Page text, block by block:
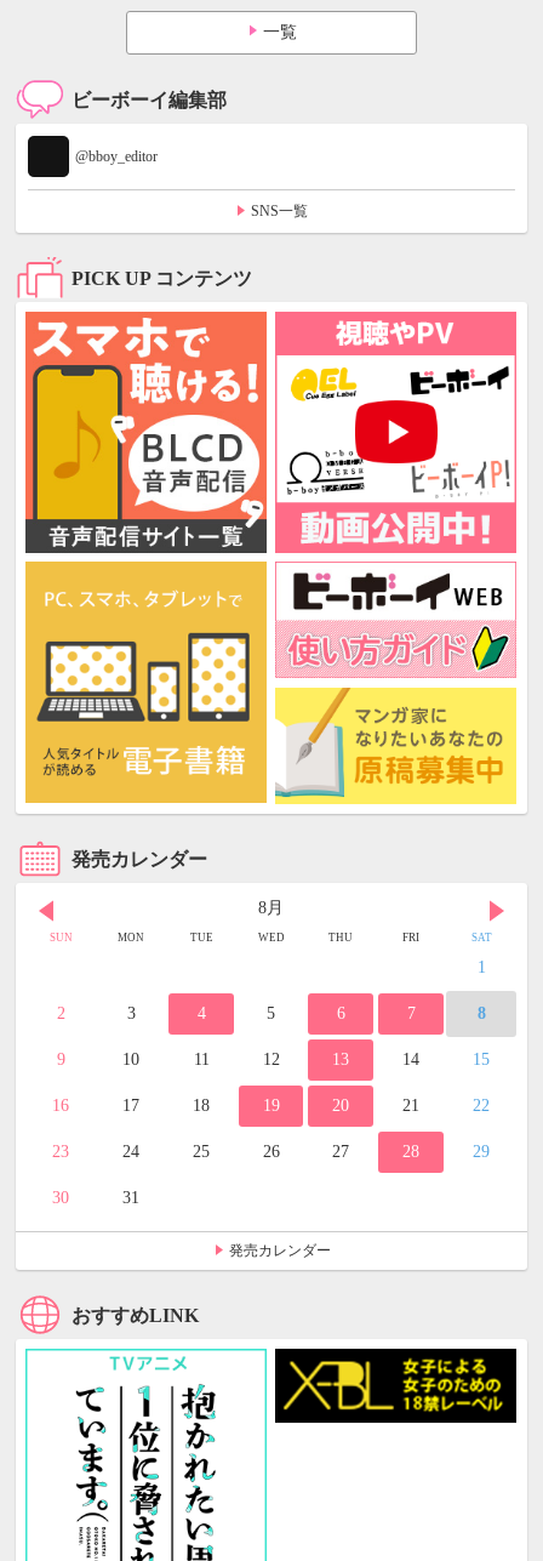
一覧
ビーボーイ編集部
@bboy_editor
SNS一覧
PICK UP コンテンツ
発売カレンダー
8月
SUN MON TUE WED THU FRI SAT
1
2 3 4 5 6 7 8
9 10 11 12 13 14 15
16 17 18 19 20 21 22
23 24 25 26 27 28 29
30 31
発売カレンダー
おすすめLINK